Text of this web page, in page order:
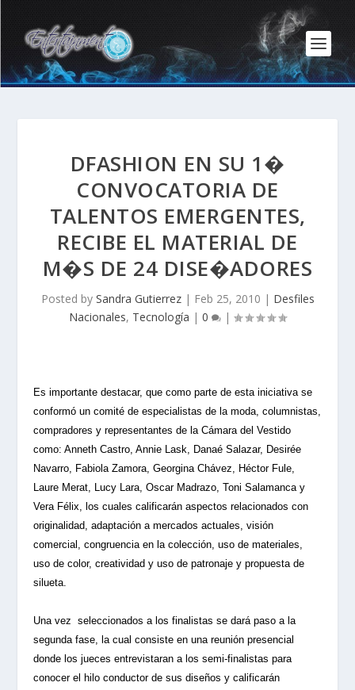
DFASHION EN SU 1�
CONVOCATORIA DE
TALENTOS EMERGENTES,
RECIBE EL MATERIAL DE
M�S DE 24 DISE�ADORES
Posted by Sandra Gutierrez| Feb 25, 2010 | Desfiles
Nacionales, Tecnología | 0 |
Es importante destacar, que como parte de esta iniciativa se
conformó un comité de especialistas de la moda, columnistas,
compradores y representantes de la Cámara del Vestido
como: Anneth Castro, Annie Lask, Danaé Salazar, Desirée
Navarro, Fabiola Zamora, Georgina Chávez, Héctor Fule,
Laure Merat, Lucy Lara, Oscar Madrazo, Toni Salamanca y
Vera Félix, los cuales calificarán aspectos relacionados con
originalidad, adaptación a mercados actuales, visión
comercial, congruencia en la colección, uso de materiales,
uso de color, creatividad y uso de patronaje y propuesta de
silueta.
Una vez
seleccionados a los finalistas se dará paso a la
segunda fase, la cual consiste en una reunión presencial
donde los jueces entrevistaran a los semi-finalistas para
conocer el hilo conductor de sus diseños y calificarán